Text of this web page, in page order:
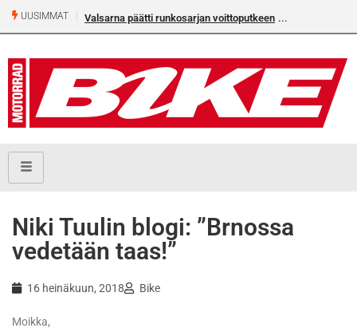
UUSIMMAT Valsarna päätti runkosarjan voittoputkeen
Niki Tuulin blogi: ”Brnossa
vedetään taas!”
16 heinäkuun, 2018 Bike
Moikka,